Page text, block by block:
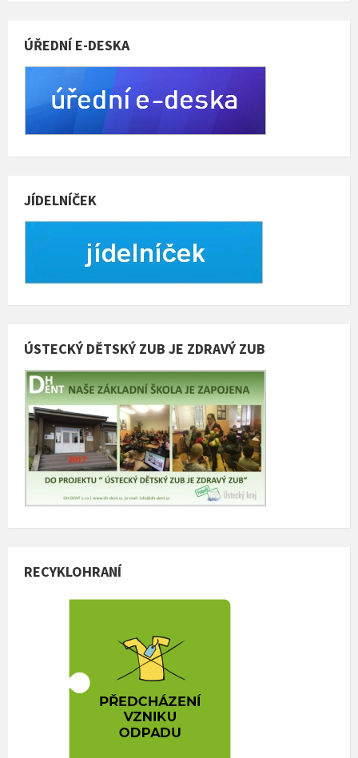
ÚŘEDNÍ E-DESKA
JÍDELNÍČEK
ÚSTECKÝ DĚTSKÝ ZUB JE ZDRAVÝ ZUB
RECYKLOHRANÍ